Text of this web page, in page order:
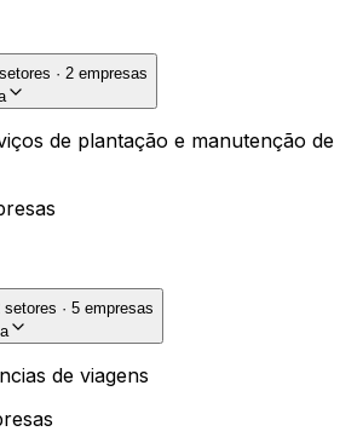
setores · 2 empresas
de plantação e manutenção de
setores · 5 empresas
de viagens